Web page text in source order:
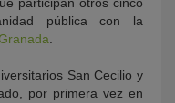
pública con la
San Cecilio y
por primera vez en